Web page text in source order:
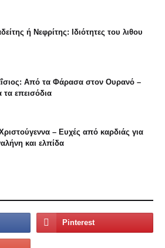
ή Νεφρίτης: Ιδιότητες του λιθου
Από τα Φάρασα στον Ουρανό –
τα επεισόδια
– Ευχές από καρδιάς για
και ελπίδα